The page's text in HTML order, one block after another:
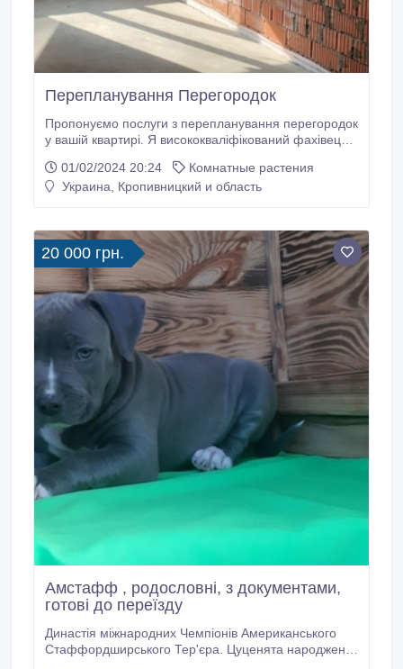
Перепланування Перегородок
Пропонуємо послуги з перепланування перегородок
у вашій квартирі. Я висококваліфікований фахівець з
комфортне та функціональне житло. Я здійсню всі
необхідні роботи з перепланування, включаючи
01/02/2024 20:24
Комнатные растения
Украина, Кропивницкий и область
20 000 грн.
Амстафф , родословні, з документами,
готові до переїзду
Династія міжнародних Чемпіонів Американського
Стаффордширського Тер'єра. Цуценята народжені